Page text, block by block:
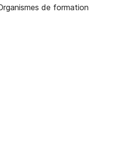
de formation